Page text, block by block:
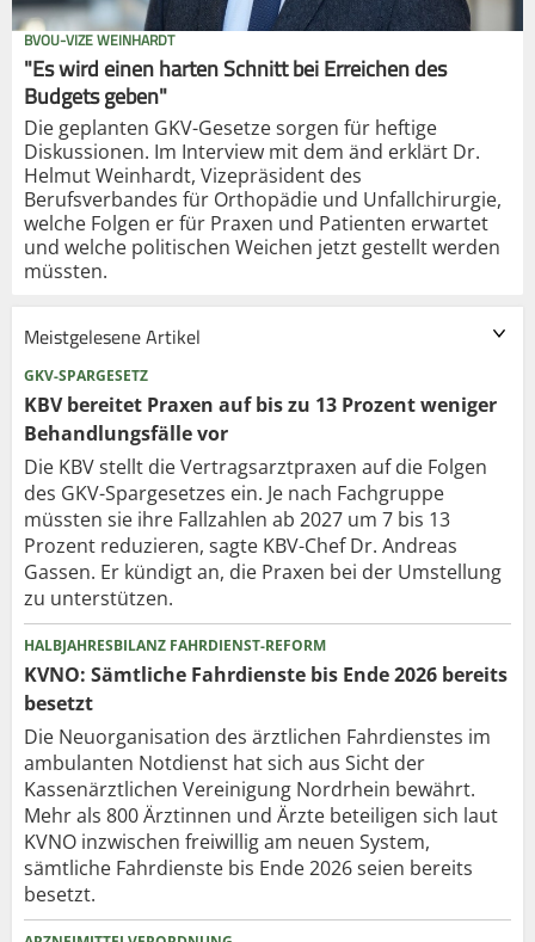
BVOU-VIZE WEINHARDT
"Es wird einen harten Schnitt bei Erreichen des
Budgets geben"
Die geplanten GKV-Gesetze sorgen für heftige
Diskussionen. Im Interview mit dem änd erklärt Dr.
Helmut Weinhardt, Vizepräsident des
Berufsverbandes für Orthopädie und Unfallchirurgie,
welche Folgen er für Praxen und Patienten erwartet
und welche politischen Weichen jetzt gestellt werden
müssten.
Meistgelesene Artikel
GKV-SPARGESETZ
KBV bereitet Praxen auf bis zu 13 Prozent weniger
Behandlungsfälle vor
Die KBV stellt die Vertragsarztpraxen auf die Folgen
des GKV-Spargesetzes ein. Je nach Fachgruppe
müssten sie ihre Fallzahlen ab 2027 um 7 bis 13
Prozent reduzieren, sagte KBV-Chef Dr. Andreas
Gassen. Er kündigt an, die Praxen bei der Umstellung
zu unterstützen.
HALBJAHRESBILANZ FAHRDIENST-REFORM
KVNO: Sämtliche Fahrdienste bis Ende 2026 bereits
besetzt
Die Neuorganisation des ärztlichen Fahrdienstes im
ambulanten Notdienst hat sich aus Sicht der
Kassenärztlichen Vereinigung Nordrhein bewährt.
Mehr als 800 Ärztinnen und Ärzte beteiligen sich laut
KVNO inzwischen freiwillig am neuen System,
sämtliche Fahrdienste bis Ende 2026 seien bereits
besetzt.